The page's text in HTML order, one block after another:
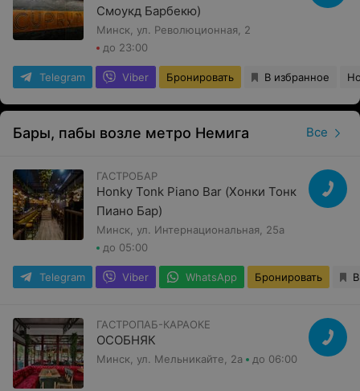
Смоукд Барбекю)
Минск, ул. Революционная, 2
до 23:00
Telegram Viber Бронировать В избранное
Бары, пабы возле метро Немига Все
ГАСТРОБАР
Honky Tonk Piano Bar (Хонки Тонк
Пиано Бар)
Минск, ул. Интернациональная, 25а
до 05:00
Telegram Viber WhatsApp Бронировать
ГАСТРОПАБ-КАРАОКЕ
ОСОБНЯК
Минск, ул. Мельникайте, 2а до 06:00